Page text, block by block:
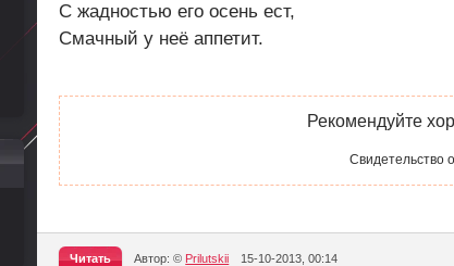
С жадностью его осень ест,
Смачный у неё аппетит.
Рекомендуйте
Свидетельство
Читать Автор: © Prilutskii 15-10-2013, 00:14